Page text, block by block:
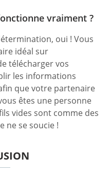
vraiment ?
oui ! Vous
idéal sur
télécharger vos
les informations
que votre partenaire
êtes une personne
vides sont comme des
ne se soucie !